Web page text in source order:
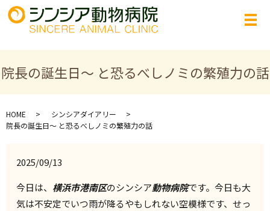
院長の誕生日～ と恐るべしノミの繁殖力の話
HOME
シンシアダイアリー
院長の誕生日～ と恐るべしノミの繁殖力の話
2025/09/13
今日は、 横浜市港南区のシンシア動物病院です。今日も大
気は不安定でいつ雨が降るやもしれない空模様です、せっ